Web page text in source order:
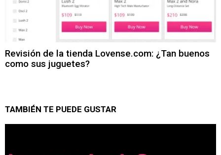
Revisión de la tienda Lovense.com: ¿Tan buenos
como sus juguetes?
TAMBIÉN TE PUEDE GUSTAR